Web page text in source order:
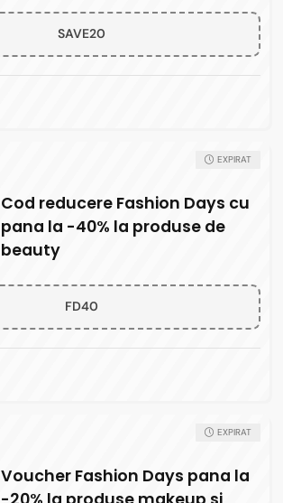
SAVE20
Cod reducere Fashion Days cu
pana la -40% la produse de
beauty
EXPIRAT
FD40
Voucher Fashion Days pana la
EXPIRAT